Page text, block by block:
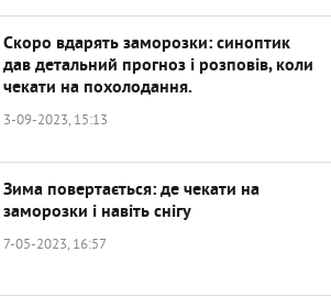
Скоро вдарять заморозки: синоптик
дав детальний прогноз і розповів, коли
чекати на похолодання.
3-09-2023, 15:13
Зима повертається: де чекати на
заморозки і навіть снігу
7-05-2023, 16:57